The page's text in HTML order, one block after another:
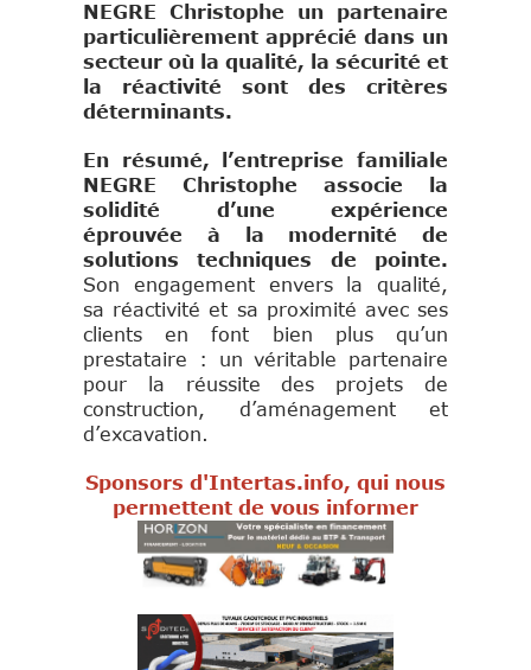
NEGRE Christophe un partenaire
particulièrement apprécié dans un
secteur où la qualité, la sécurité et
la réactivité sont des critères
déterminants.
En résumé, l’entreprise familiale
NEGRE Christophe associe la
solidité d’une expérience
éprouvée à la modernité de
solutions techniques de pointe.
Son engagement envers la qualité,
sa réactivité et sa proximité avec ses
clients en font bien plus qu’un
prestataire : un véritable partenaire
pour la réussite des projets de
construction, d’aménagement et
d’excavation.
Sponsors d'Intertas.info, qui nous
permettent de vous informer